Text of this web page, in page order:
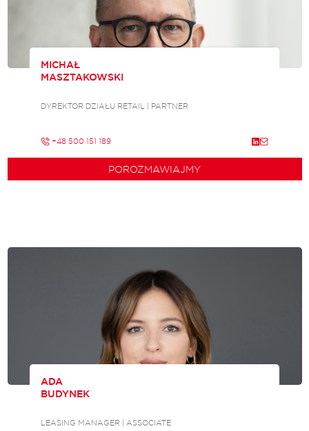
MICHAŁ
MASZTAKOWSKI
DYREKTOR DZIAŁU RETAIL | PARTNER
+48 500 151 189
POROZMAWIAJMY
ADA
BUDYNEK
LEASING MANAGER | ASSOCIATE